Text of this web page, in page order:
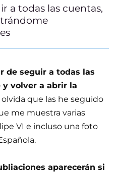
a todas las cuentas,
de seguir a todas las
y volver a abrir la
que las he seguido
me muestra varias
VI e incluso una foto
aparecerán si